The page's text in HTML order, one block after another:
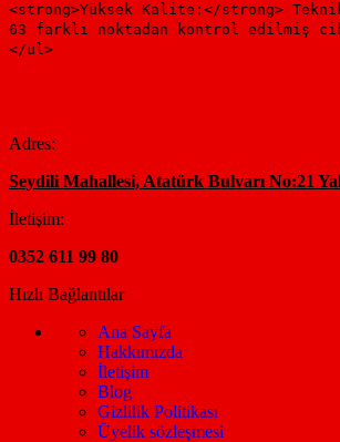
<strong>Yüksek Kalite:</strong>
63 farklı noktadan kontrol edilmiş
</ul>
Adres:
Seydili Mahallesi, Atatürk Bulvarı No:21
İletişim:
0352 611 99 80
Hızlı Bağlantılar
Ana Sayfa
Hakkımızda
İletişim
Blog
Gizlilik Politikası
Üyelik sözleşmesi